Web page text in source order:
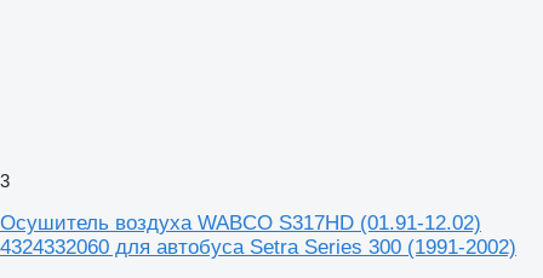
3
Осушитель воздуха WABCO S317HD (01.91-12.02)
4324332060 для автобуса Setra Series 300 (1991-2002)